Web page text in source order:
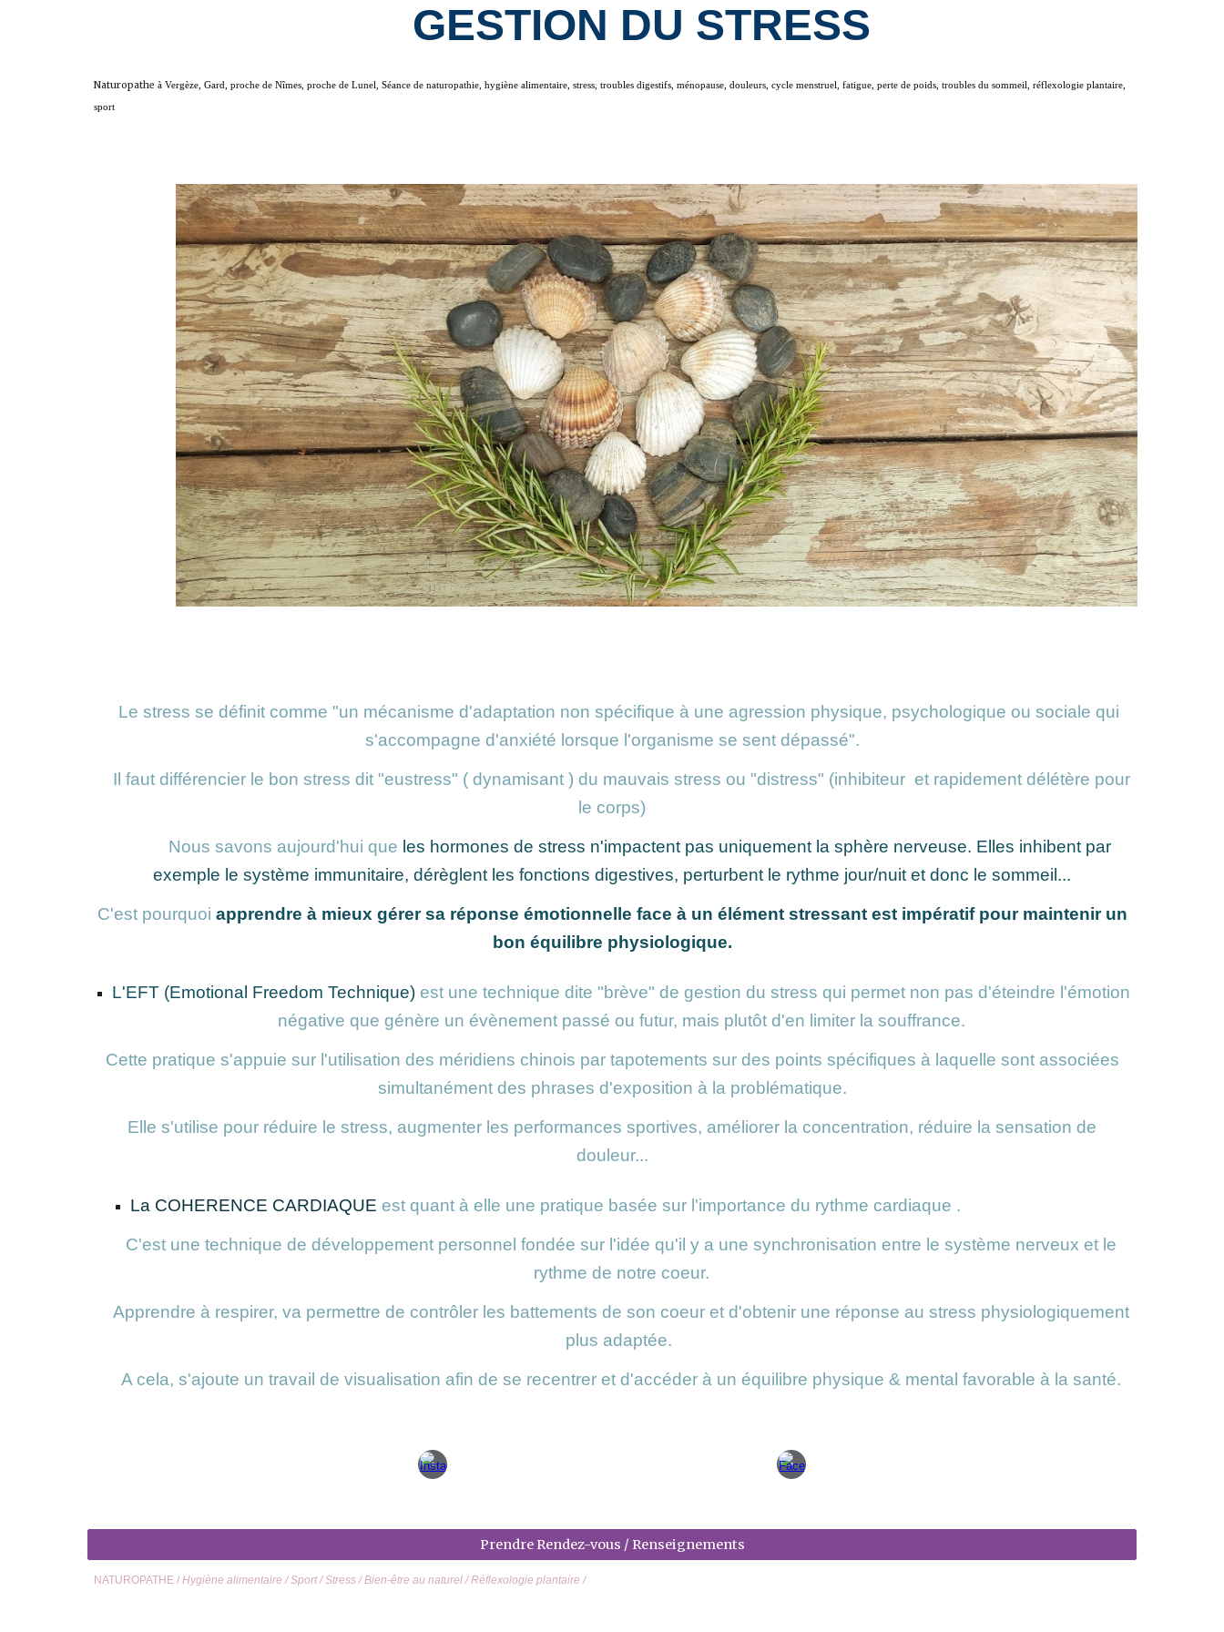
GESTION DU STRESS
Naturopathe à Vergèze, Gard, proche de Nîmes, proche de Lunel, Séance de naturopathie, hygiène alimentaire, stress, troubles digestifs, ménopause, douleurs, cycle menstruel, fatigue, perte de poids, troubles du sommeil, réflexologie plantaire,
sport
Le stress se définit comme "un mécanisme d'adaptation non spécifique à une agression physique, psychologique ou sociale qui
s'accompagne d'anxiété lorsque l'organisme se sent dépassé".
Il faut différencier le bon stress dit "eustress" ( dynamisant ) du mauvais stress ou "distress" (inhibiteur et rapidement délétère pour
le corps)
Nous savons aujourd'hui que les hormones de stress n'impactent pas uniquement la sphère nerveuse. Elles inhibent par
exemple le système immunitaire, dérèglent les fonctions digestives, perturbent le rythme jour/nuit et donc le sommeil...
C'est pourquoi apprendre à mieux gérer sa réponse émotionnelle face à un élément stressant est impératif pour maintenir un
bon équilibre physiologique.
L'EFT (Emotional Freedom Technique) est une technique dite "brève" de gestion du stress qui permet non pas d'éteindre l'émotion
négative que génère un évènement passé ou futur, mais plutôt d'en limiter la souffrance.
Cette pratique s'appuie sur l'utilisation des méridiens chinois par tapotements sur des points spécifiques à laquelle sont associées
simultanément des phrases d'exposition à la problématique.
Elle s'utilise pour réduire le stress, augmenter les performances sportives, améliorer la concentration, réduire la sensation de
douleur...
La COHERENCE CARDIAQUE est quant à elle une pratique basée sur l'importance du rythme cardiaque .
C'est une technique de développement personnel fondée sur l'idée qu'il y a une synchronisation entre le système nerveux et le
rythme de notre coeur.
Apprendre à respirer, va permettre de contrôler les battements de son coeur et d'obtenir une réponse au stress physiologiquement
plus adaptée.
A cela, s'ajoute un travail de visualisation afin de se recentrer et d'accéder à un équilibre physique & mental favorable à la santé.
Prendre Rendez-vous / Renseignements
NATUROPATHE / Hygiène alimentaire/Sport/Stress/Bien-être au naturel/ Réflexologie plantaire /